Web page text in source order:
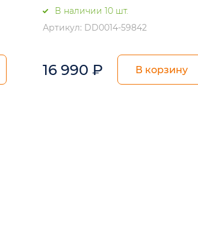
В наличии 10 шт.
Артикул: DD0014-59842
16 990 ₽ В корзину